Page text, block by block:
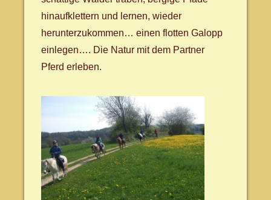
hinaufklettern und lernen, wieder
herunterzukommen… einen flotten Galopp
einlegen…. Die Natur mit dem Partner
Pferd erleben.